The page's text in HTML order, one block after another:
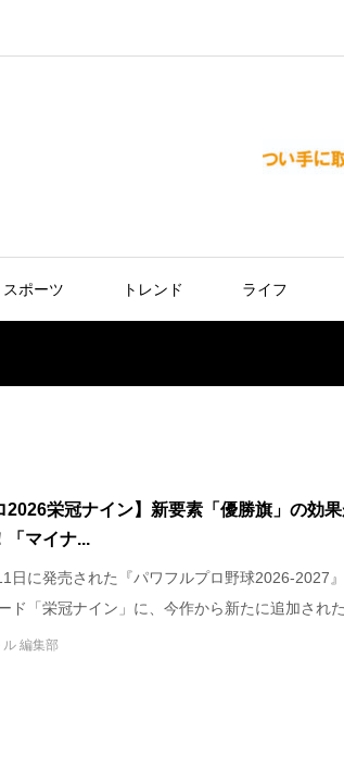
スポーツ トレンド ライフ
2026栄冠ナイン】新要素「優勝旗」の効
「マイナ...
日に発売された『パワフルプロ野球2026-2027』
ド「栄冠ナイン」に、今作から新たに追加された
編集部